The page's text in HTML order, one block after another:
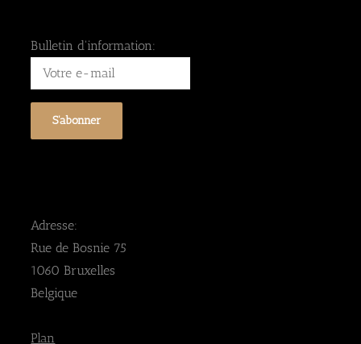
Bulletin d'information:
Adresse:
Rue de Bosnie 75
1060 Bruxelles
Belgique
Plan